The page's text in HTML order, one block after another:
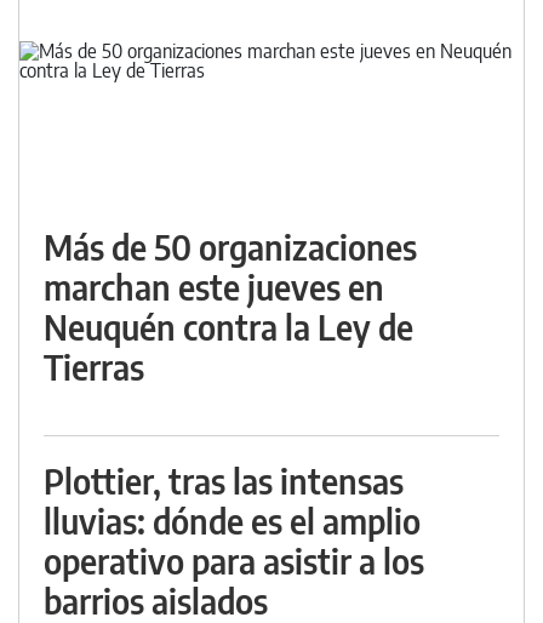
Más de 50 organizaciones
marchan este jueves en
Neuquén contra la Ley de
Tierras
Plottier, tras las intensas
lluvias: dónde es el amplio
operativo para asistir a los
barrios aislados